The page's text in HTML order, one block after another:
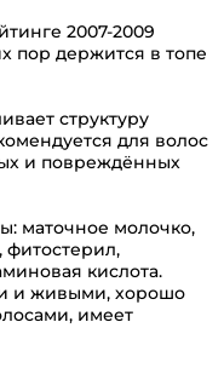
2007-2009
пор держится в топе
структуру
для волос
и повреждённых
маточное молочко,
фитостерил,
кислота.
и живыми, хорошо
имеет